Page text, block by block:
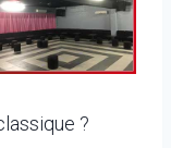
?